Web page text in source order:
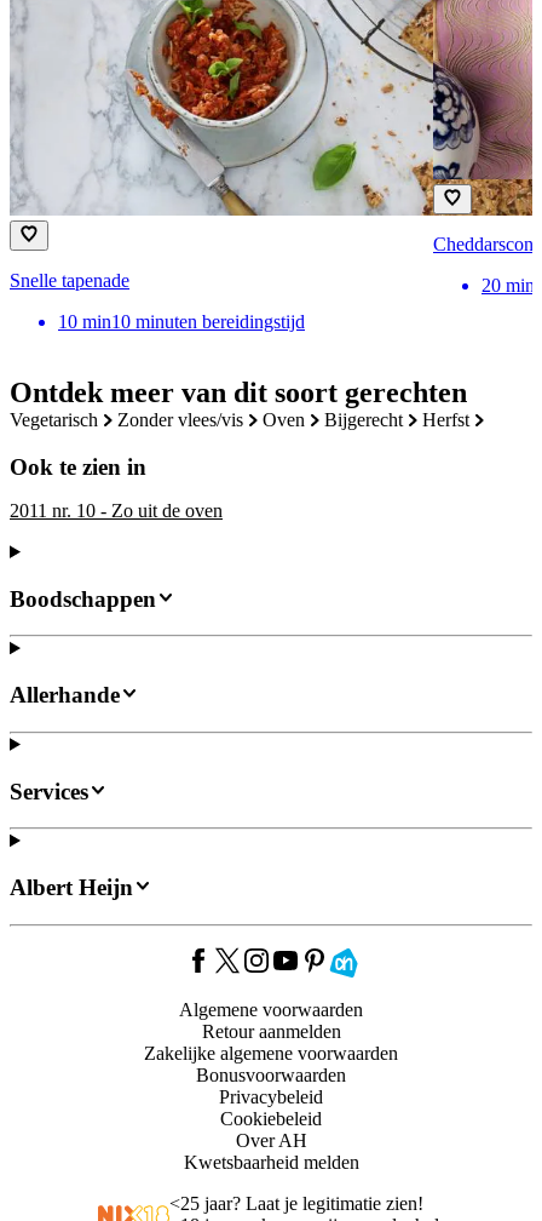
Ontdek meer van dit soort gerechten
vegetarisch zonder vlees/vis oven bijgerecht herfst
Ook te zien in
2011 nr. 10 - Zo uit de oven
Snelle tapenade
10 min10 minuten bereidingstijd
20 min
Boodschappen
Allerhande
Services
Albert Heijn
Algemene voorwaarden
Retour aanmelden
Zakelijke algemene voorwaarden
Bonusvoorwaarden
Privacybeleid
Cookiebeleid
Over AH
Kwetsbaarheid melden
<25 jaar? Laat je legitimatie zien!